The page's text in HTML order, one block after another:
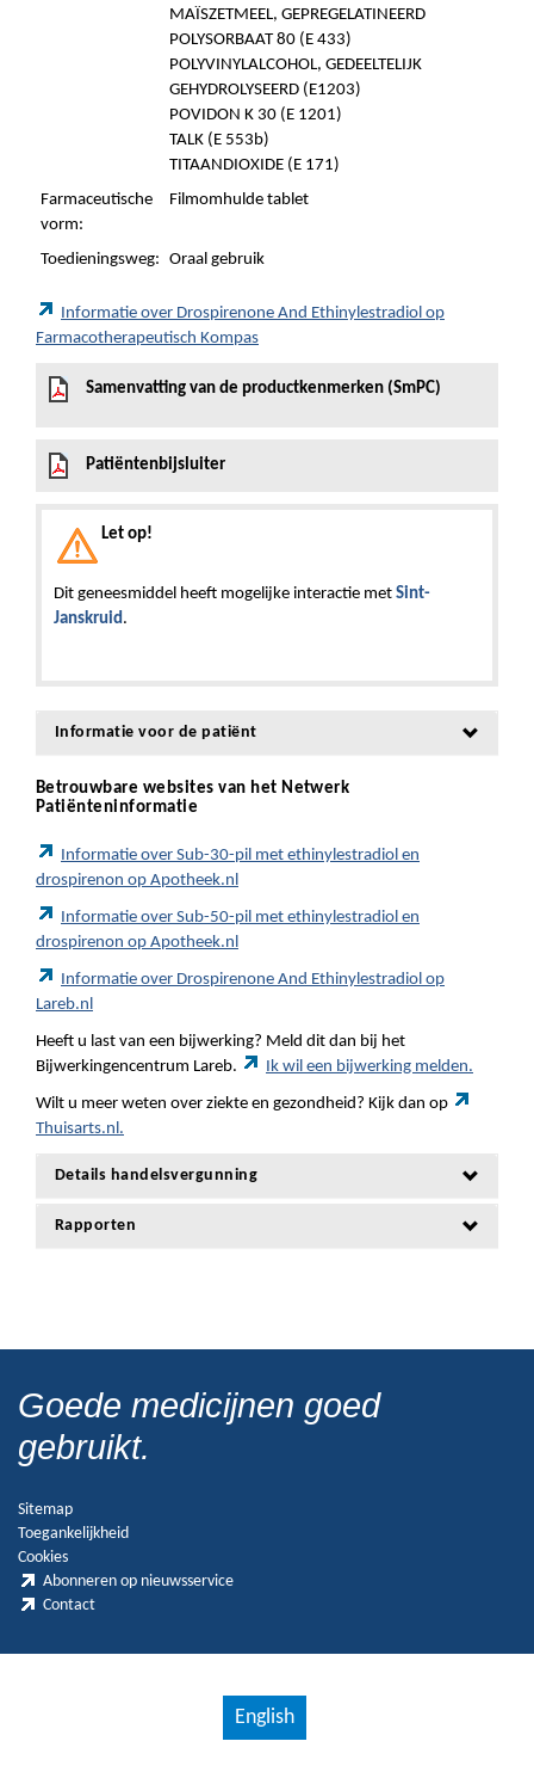
MAÏSZETMEEL, GEPREGELATINEERD
POLYSORBAAT 80 (E 433)
POLYVINYLALCOHOL, GEDEELTELIJK
GEHYDROLYSEERD (E1203)
POVIDON K 30 (E 1201)
TALK (E 553b)
TITAANDIOXIDE (E 171)
Farmaceutische
vorm:
Filmomhulde tablet
Toedieningsweg: Oraal gebruik
Informatie over Drospirenone And Ethinylestradiol op
Farmacotherapeutisch Kompas
Samenvatting van de productkenmerken (SmPC)
Patiëntenbijsluiter
Let op!
Dit geneesmiddel heeft mogelijke interactie met Sint-
Janskruid.
Informatie voor de patiënt
Betrouwbare websites van het Netwerk
Patiënteninformatie
Informatie over Sub-30-pil met ethinylestradiol en
drospirenon op Apotheek.nl
Informatie over Sub-50-pil met ethinylestradiol en
drospirenon op Apotheek.nl
Informatie over Drospirenone And Ethinylestradiol op
Lareb.nl
Heeft u last van een bijwerking? Meld dit dan bij het
Bijwerkingencentrum Lareb.
Ik wil een bijwerking melden.
Wilt u meer weten over ziekte en gezondheid? Kijk dan op
Thuisarts.nl.
Details handelsvergunning
Rapporten
Goede medicijnen goed
gebruikt.
Sitemap
Toegankelijkheid
Cookies
Abonneren op nieuwsservice
Contact
English